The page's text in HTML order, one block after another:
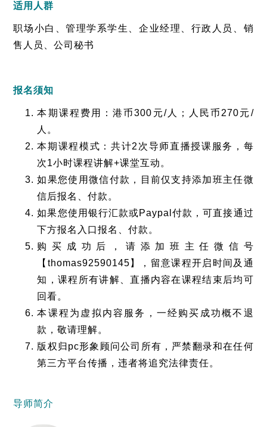
适用人群
职场小白、管理学系学生、企业经理、行政人员、销
售人员、公司秘书
报名须知
本期课程费用：港币300元/人；人民币270元/
人。
本期课程模式：共计2次导师直播授课服务，每
次1小时课程讲解+课堂互动。
如果您使用微信付款，目前仅支持添加班主任微
信后报名、付款。
如果您使用银行汇款或Paypal付款，可直接通过
下方报名入口报名、付款。
购买成功后，请添加班主任微信号
【thomas92590145】，留意课程开启时间及通
知，课程所有讲解、直播内容在课程结束后均可
回看。
本课程为虚拟内容服务，一经购买成功概不退
款，敬请理解。
版权归pc形象顾问公司所有，严禁翻录和在任何
第三方平台传播，违者将追究法律责任。
导师简介